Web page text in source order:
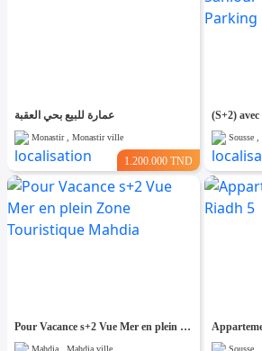
عمارة للبيع بحي العقبة
Monastir , Monastir ville
1.200.000 TND
Sousse ,
Pour Vacance s+2 Vue Mer en plein Zone Touristique Mahdia
Mahdia , Mahdia ville Sousse ,